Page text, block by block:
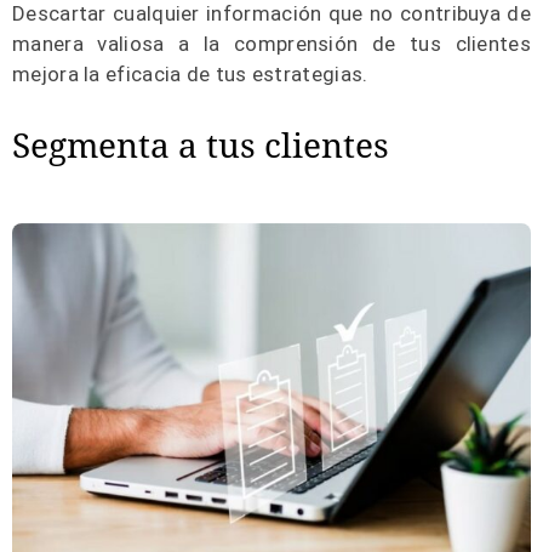
Descartar cualquier información que no contribuya de
manera valiosa a la comprensión de tus clientes
mejora la eficacia de tus estrategias.
Segmenta a tus clientes